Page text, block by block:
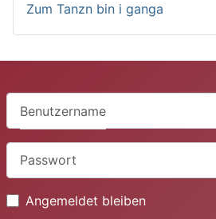
Zum Tanzn bin i ganga
Passwort
Angemeldet bleiben